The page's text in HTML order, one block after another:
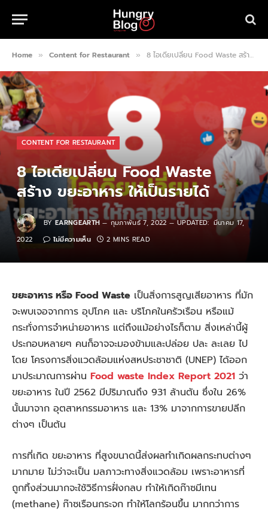
Home » Content for Restaurant » 8 ไอเดียเปลี่ยน Food Waste สร้าง ขยะอาหาร ให้เป็นรายได้
CONTENT FOR RESTAURANT
8 ไอเดียเปลี่ยน Food Waste
สร้าง ขยะอาหาร ให้เป็นรายได้
BY EARNGEARTH กุมภาพันธ์ 7, 2022 UPDATED: มีนาคม 17,
2022
ไม่มีความเห็น 2 MINS READ
ขยะอาหาร หรือ Food Waste เป็นสิ่งการสูญเสียอาหาร ที่มัก
จะพบเจอจากการ อุปโภค และ บริโภคในครัวเรือน หรือแม้
กระทั่งการจำหน่ายอาหาร แต่ถึงแม้อย่างไรก็ตาม สิ่งเหล่านี้ผู้
ประกอบหลายๆ คนก็อาจจะมองข้ามและปล่อย ปละ ละเลย ไป
โดย โครงการสิ่งแวดล้อมแห่งสหประชาชาติ (UNEP) ได้ออก
มาประมาณการผ่าน Food waste Index Report 2021 ว่า
ขยะอาหาร ในปี 2562 มีปริมาณถึง 931 ล้านตัน ซึ่งใน 26%
นั้นมาจาก อุตสาหกรรมอาหาร และ 13% มาจากการขายปลีก
ต่างๆ เป็นต้น
การที่เกิด ขยะอาหาร ที่สูงขนาดนี้ส่งผลทำเกิดผลกระทบต่างๆ
มากมาย ไม่ว่าจะเป็น มลภาวะทางสิ่งแวดล้อม เพราะอาหารที่
ถูกทิ้งส่วนมากจะใช้วิธีการฝั่งกลบ ทำให้เกิดก๊าซมีเทน
(methane) ก๊าซเรือนกระจก ทำให้โลกร้อนขึ้น มากกว่าการ